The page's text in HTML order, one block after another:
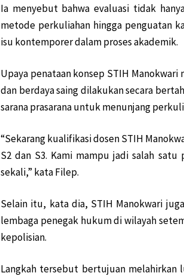
Ia menyebut bahwa evaluasi tidak
metode perkuliahan hingga penguatan
isu kontemporer dalam proses akademik.
Upaya penataan konsep STIH
dan berdaya saing dilakukan secara
sarana prasarana untuk menunjang
“Sekarang kualifikasi dosen STIH
S2 dan S3. Kami mampu jadi salah
sekali,” kata Filep.
Selain itu, kata dia, STIH Manokwari
lembaga penegak hukum di wilayah
kepolisian.
Langkah tersebut bertujuan melahirkan